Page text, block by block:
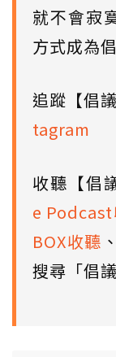
就不會寂
方式成為
追蹤【倡
tagram
收聽【倡
e
BOX收聽
搜尋「倡